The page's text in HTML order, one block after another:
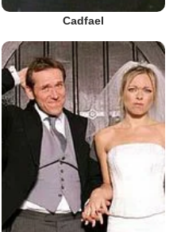
Cadfael